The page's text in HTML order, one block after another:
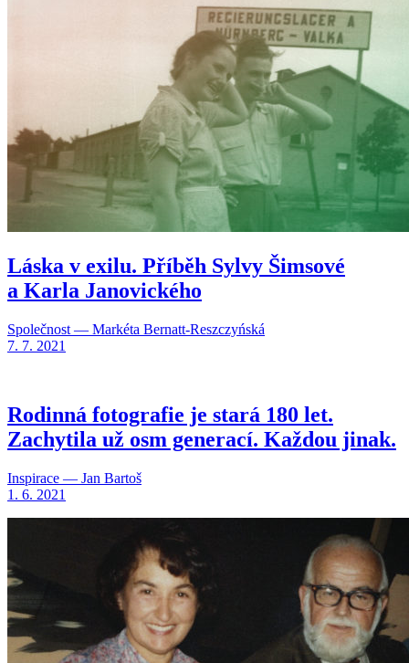
Láska v exilu. Příběh Sylvy Šimsové
a Karla Janovického
Společnost — Markéta Bernatt-Reszczyńská
7. 7. 2021
Rodinná fotografie je stará 180 let.
Zachytila už osm generací. Každou jinak.
Inspirace — Jan Bartoš
1. 6. 2021